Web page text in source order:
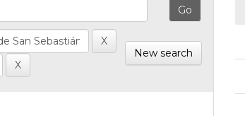
New search